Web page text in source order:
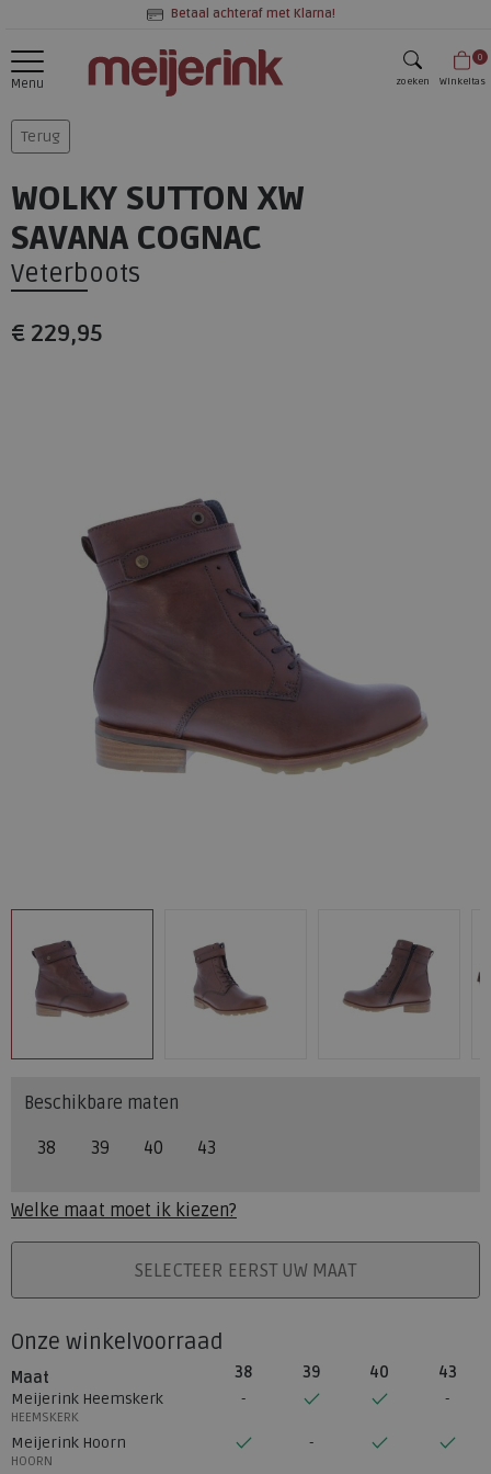
Betaal achteraf met Klarna!
Menu zoeken
0
Winkeltas
Terug
WOLKY SUTTON XW
SAVANA COGNAC
Veterboots
€ 229,95
Beschikbare maten
38 39 40 43
Welke maat moet ik kiezen?
PLAATS IN WINKELMANDSELECTEER EERST UW MAAT
Onze winkelvoorraad
Maat 38 39 40
43
Meijerink Heemskerk
HEEMSKERK
Meijerink Hoorn
HOORN